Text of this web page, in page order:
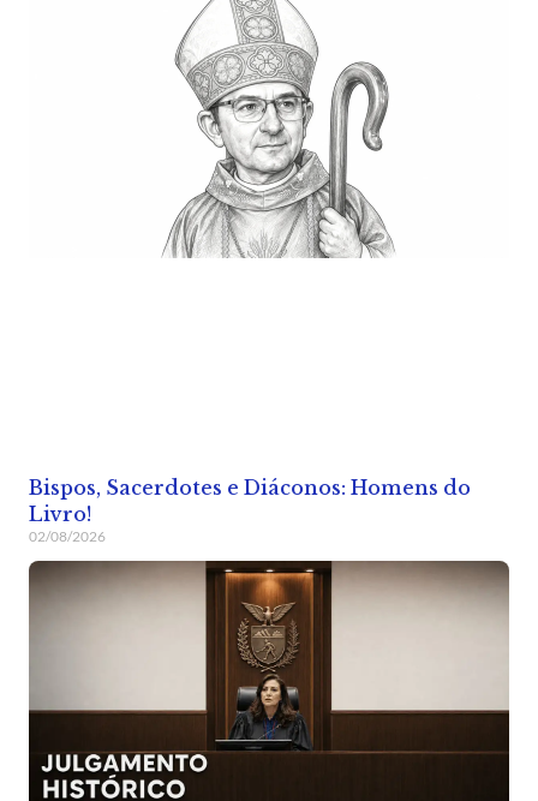
Bispos, Sacerdotes e Diáconos: Homens do
Livro!
02/08/2026